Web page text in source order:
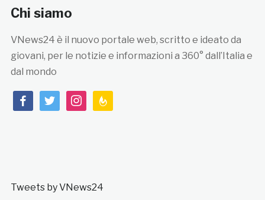
Chi siamo
VNews24 è il nuovo portale web, scritto e ideato da
giovani, per le notizie e informazioni a 360° dall’Italia e
dal mondo
facebooktwitterinstagramfeedburner
Tweets by VNews24